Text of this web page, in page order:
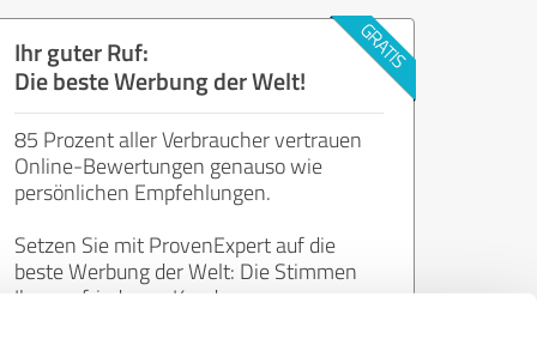
Ihr guter Ruf:
Die beste Werbung der Welt!
85 Prozent aller Verbraucher vertrauen
Online-Bewertungen genauso wie
persönlichen Empfehlungen.
Setzen Sie mit ProvenExpert auf die
beste Werbung der Welt: Die Stimmen
Ihrer zufriedenen Kunden.